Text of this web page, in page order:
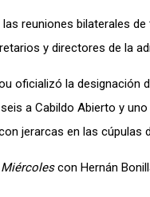
reuniones bilaterales
y directores de la
oficializó la designación
a Cabildo Abierto y
jerarcas en las cúpulas
con Hernán